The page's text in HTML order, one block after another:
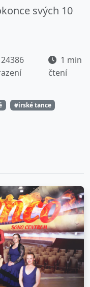
svých 10
1 min
čtení
#irské tance